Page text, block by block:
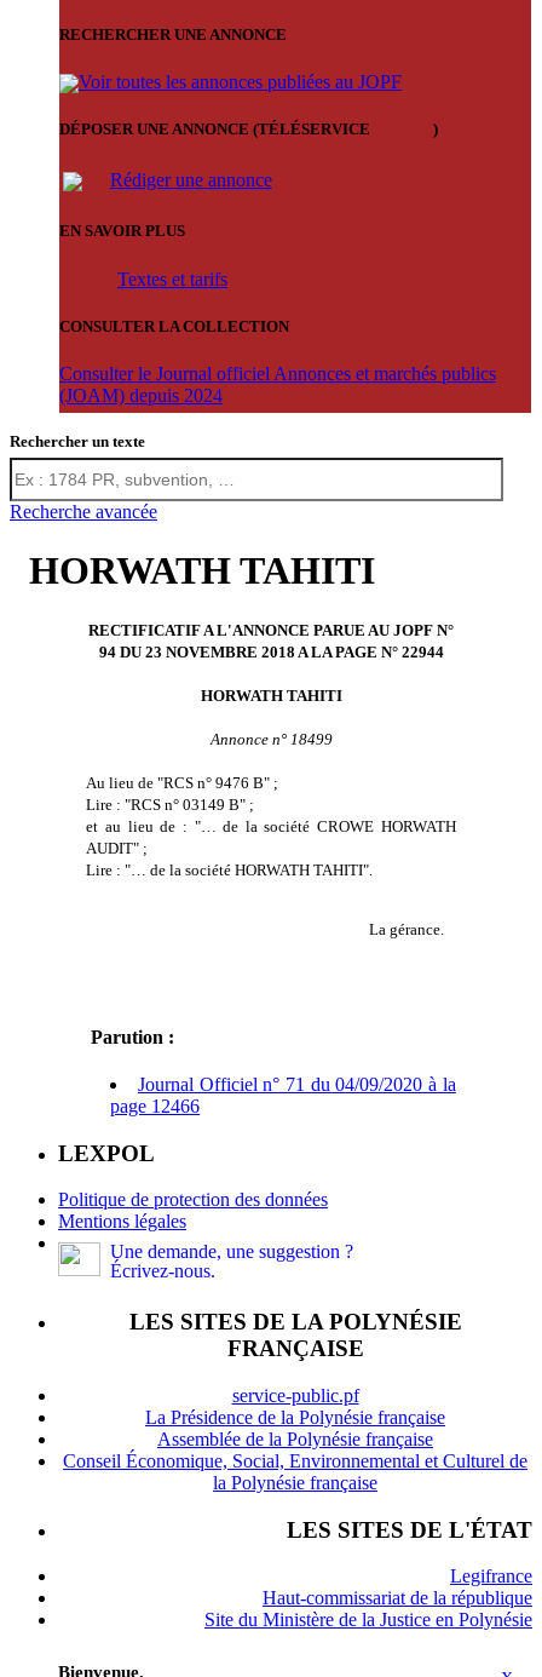
RECHERCHER UNE ANNONCE
Voir toutes les annonces publiées au JOPF
DÉPOSER UNE ANNONCE (TÉLÉSERVICE )
Rédiger une annonce
EN SAVOIR PLUS
Textes et tarifs
CONSULTER LA COLLECTION
Consulter le Journal officiel Annonces et marchés publics
(JOAM) depuis 2024
Rechercher un texte
Recherche avancée
HORWATH TAHITI
RECTIFICATIF A L'ANNONCE PARUE AU JOPF N°
94 DU 23 NOVEMBRE 2018 A LA PAGE N° 22944
HORWATH TAHITI
Annonce n° 18499
Au lieu de "RCS n° 9476 B" ;
Lire : "RCS n° 03149 B" ;
et au lieu de : "… de la société CROWE HORWATH
AUDIT" ;
Lire : "… de la société HORWATH TAHITI".
La gérance.
Parution :
Journal Officiel n° 71 du 04/09/2020 à la
page 12466
LEXPOL
Politique de protection des données
Mentions légales
Une demande, une suggestion ?
Écrivez-nous.
LES SITES DE LA POLYNÉSIE
FRANÇAISE
service-public.pf
La Présidence de la Polynésie française
Assemblée de la Polynésie française
Conseil Économique, Social, Environnemental et Culturel de
la Polynésie française
LES SITES DE L'ÉTAT
Legifrance
Haut-commissariat de la république
Site du Ministère de la Justice en Polynésie
Bienvenue.